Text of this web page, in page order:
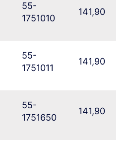
55-
1751010
141,90
55-
1751011
141,90
55-
1751650
141,90